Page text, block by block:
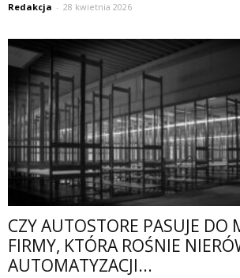
Redakcja - 28 kwietnia 2026
CZY AUTOSTORE PASUJE DO
FIRMY, KTÓRA ROŚNIE
AUTOMATYZACJI...